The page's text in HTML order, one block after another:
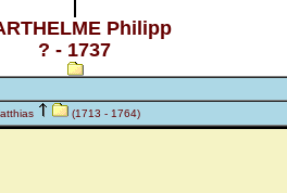
Philipp
? - 1737
(1713 - 1764)